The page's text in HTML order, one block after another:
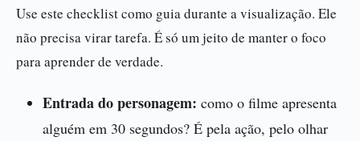
Use este checklist como guia durante a visualização. Ele
não precisa virar tarefa. É só um jeito de manter o foco
para aprender de verdade.
Entrada do personagem: como o filme apresenta
alguém em 30 segundos? É pela ação, pelo olhar